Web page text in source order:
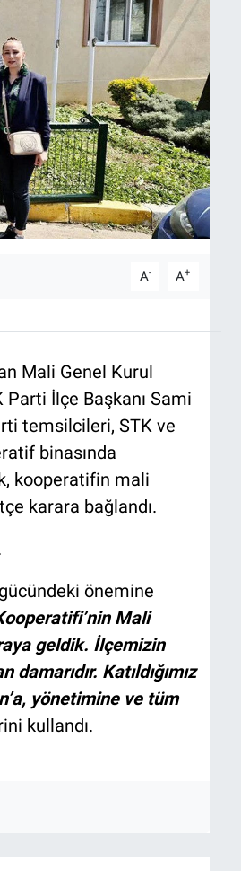
A- A+
Mali Genel Kurul
Parti İlçe Başkanı Sami
temsilcileri, STK ve
binasında
kooperatifin mali
karara bağlandı.
önemine
Mali
geldik. İlçemizin
Katıldığımız
yönetimine ve tüm
kullandı.